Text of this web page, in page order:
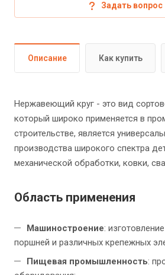
Задать вопрос
Описание Как купить
Нержавеющий круг - это вид
который широко применяется в
строительстве, является
производства широкого спектра
механической обработки, ковки,
Область применения
Машиностроение:
поршней и различных крепежных
Пищевая промышленность: